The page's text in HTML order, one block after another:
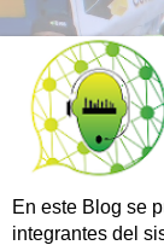
En este Blog se
integrantes del